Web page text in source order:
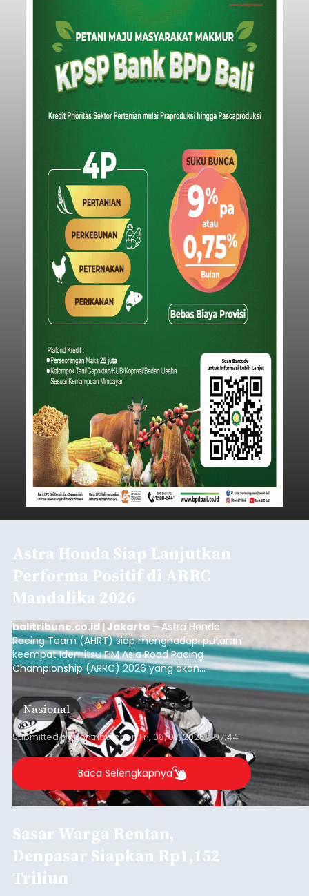
Astra Honda Siap Lanjutkan
Performa Positif di ARRC
Mandalika 2026
balitribune.co.id | Jakarta – Astra Honda
Racing Team (AHRT) siap menghadapi putaran
keempat Idemitsu FIM Asia Road Racing
Championship (ARRC) 2026 yang akan
berlangsung di Pertamina Mandalika
International Circuit, Lombok, Nusa Tenggara
Barat, pada 7–9 Agustus 2026.
Nasional
Submitted bycontributoronFri, 08/07/2026 - 07:44
Baca Selengkapnya
Sasar Warga Rentan,
Denpasar Siapkan Rp1,152
Triliun